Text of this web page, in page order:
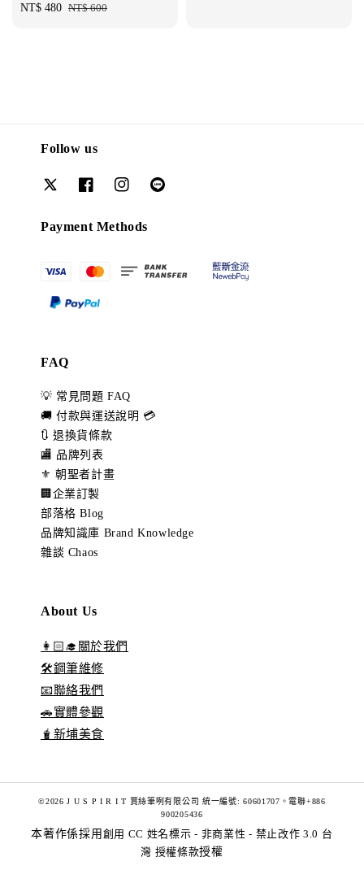
Sale
NT$ 480 Regular
NT$ 600
Follow us
Payment Methods
FAQ
💡 常見問題 FAQ
🚚 付款與運送說明 💳
🔃 退換貨條款
🏬 品牌列表
⚜️ 朝聖者計畫
🏢企業訂製
部落格 Blog
品牌知識庫 Brand Knowledge
雜談 Chaos
About Us
👩🏻‍🎓關於我們
🛠️鋼筆維修
📧聯絡我們
🚗實體參觀
🧋新埔美食
©2026 J U S P I R I T 賈絲筆咧有限公司 統一編號: 60601707。電聯+886
900205436
本著作係採用 創用 CC 姓名標示 - 非商業性 - 禁止改作 3.0 台
灣 授權條款授權